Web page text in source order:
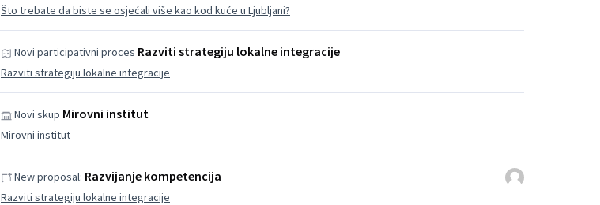
Što trebate da biste se osjećali više kao kod kuće u Ljubljani?
Novi participativni proces Razviti strategiju lokalne integracije
Razviti strategiju lokalne integracije
Novi skup Mirovni institut
Mirovni institut
New proposal: Razvijanje kompetencija
Razviti strategiju lokalne integracije